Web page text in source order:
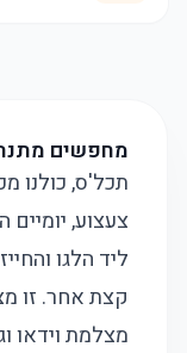
מחפשים
תכל'ס, כולנו
צעצוע,
ליד הלגו
קצת אחר. זו
מצלמת וידאו